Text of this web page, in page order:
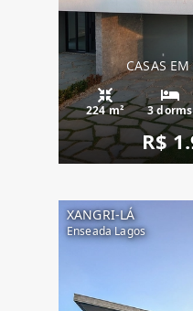
CASAS
224 m² 3 dorms
R$
XANGRI-LÁ
Enseada Lagos